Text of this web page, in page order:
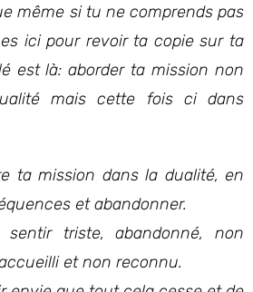
même si tu ne comprends pas
ici pour revoir ta copie sur ta
est là: aborder ta mission non
mais cette fois ci dans
ta mission dans la dualité, en
et abandonner.
triste, abandonné, non
et non reconnu.